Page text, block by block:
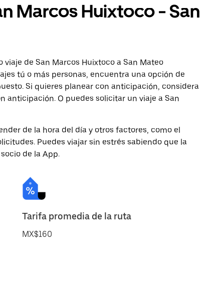
Marcos Huixtoco - San
de San Marcos Huixtoco a San Mateo
tú o más personas, encuentra una opción de
Si quieres planear con anticipación, considera
anticipación. O puedes solicitar un viaje a San
de la hora del día y otros factores, como el
Puedes viajar sin estrés sabiendo que la
de la App.
Tarifa promedia de la ruta
MX$160